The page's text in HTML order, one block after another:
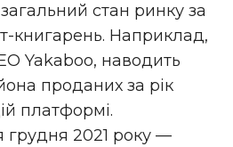
стан ринку за
книгарень. Наприклад,
Yakaboo, наводить
проданих за рік
платформі.
грудня 2021 року —